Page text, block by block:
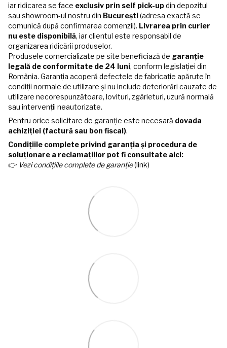
iar ridicarea se face exclusiv prin self pick-updin depozitul
sau showroom-ul nostru din București(adresa exactă se
comunică după confirmarea comenzii). Livrarea prin curier
nu este disponibilă, iar clientul este responsabil de
organizarea ridicării produselor.
Produsele comercializate pe site beneficiază de garanție
legală de conformitate de 24 luni, conform legislației din
România. Garanția acoperă defectele de fabricație apărute în
condiții normale de utilizare și nu include deteriorări cauzate de
utilizare necorespunzătoare, lovituri, zgârieturi, uzură normală
sau intervenții neautorizate.
Pentru orice solicitare de garanție este necesară dovada
achiziției (factură sau bon fiscal).
Condițiile complete privind garanția și procedura de
soluționare a reclamațiilor pot fi consultate aici:
👉 Vezi condițiile complete de garanție(link)